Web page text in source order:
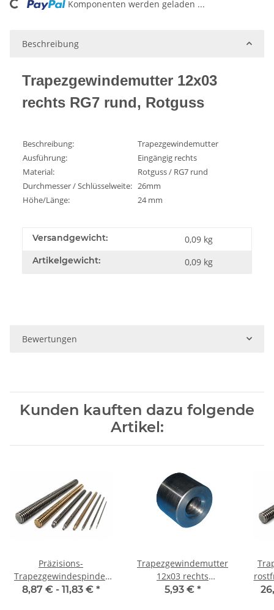
Komponenten werden geladen ...
Beschreibung
Trapezgewindemutter 12x03
rechts RG7 rund, Rotguss
Beschreibung:
Trapezgewindemutter
Ausführung:
Eingängig rechts
Material:
Rotguss / RG7 rund
Durchmesser / Schlüsselweite: 26mm
Höhe/Länge:
24 mm
Versandgewicht: 0,09 kg
Artikelgewicht: 0,09 kg
Bewertungen
Kunden kauften dazu folgende
Artikel:
Präzisions-
Trapezgewindespindel
TR12x3 rechts, je m
8,87 € - 11,83 € *
Trapezgewindemutter
12x03 rechts
Automatenstahl rund
5,93 € *